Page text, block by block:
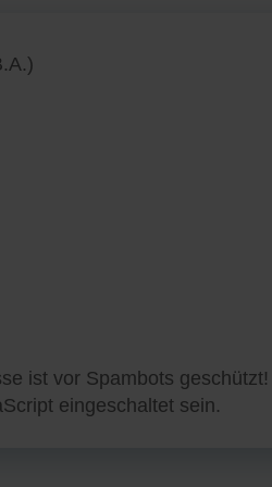
ist vor Spambots
eingeschaltet sein.